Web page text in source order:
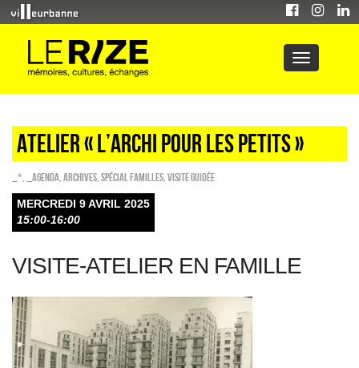
ATELIER « L’ARCHI POUR LES PETITS »
_* _Agenda Archives Spécial familles Visite guidée
MERCREDI 9 AVRIL 2025
15:00-16:00
VISITE-ATELIER EN FAMILLE